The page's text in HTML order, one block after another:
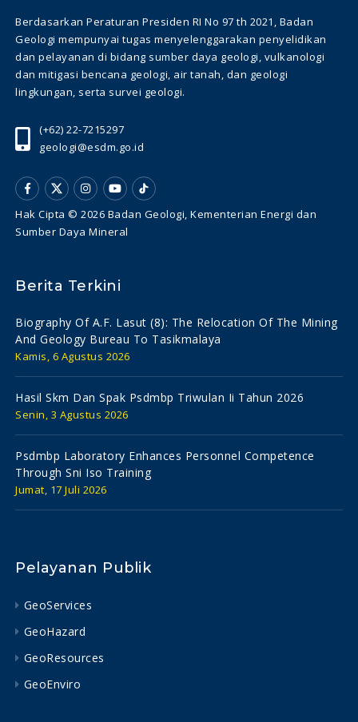
Berdasarkan Peraturan Presiden RI No 97 th 2021, Badan
Geologi mempunyai tugas menyelenggarakan penyelidikan
dan pelayanan di bidang sumber daya geologi, vulkanologi
dan mitigasi bencana geologi, air tanah, dan geologi
lingkungan, serta survei geologi.
(+62) 22-7215297
geologi@esdm.go.id
Hak Cipta © 2026 Badan Geologi, Kementerian Energi dan
Sumber Daya Mineral
Berita Terkini
Biography Of A.f. Lasut (8): The Relocation Of The Mining
And Geology Bureau To Tasikmalaya
Kamis, 6 Agustus 2026
Hasil Skm Dan Spak Psdmbp Triwulan Ii Tahun 2026
Senin, 3 Agustus 2026
Psdmbp Laboratory Enhances Personnel Competence
Through Sni Iso Training
Jumat, 17 Juli 2026
Pelayanan Publik
GeoServices
GeoHazard
GeoResources
GeoEnviro